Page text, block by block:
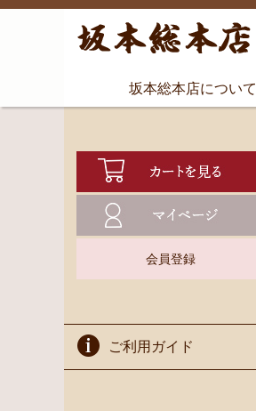
坂本総本店について
会員登録
ご利用ガイド